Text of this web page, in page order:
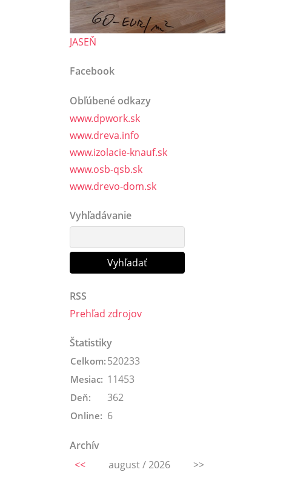
JASEŇ
Facebook
Obľúbené odkazy
www.dpwork.sk
www.dreva.info
www.izolacie-knauf.sk
www.osb-qsb.sk
www.drevo-dom.sk
Vyhľadávanie
RSS
Prehľad zdrojov
Štatistiky
Online: 6
Celkom: 520233
Mesiac: 11453
Deň: 362
Archív
<<
august / 2026 >>